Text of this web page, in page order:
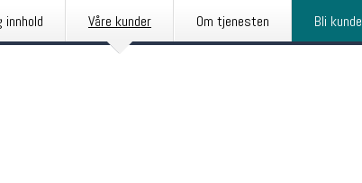
innhold Våre kunder Om tjenesten Bli kunde